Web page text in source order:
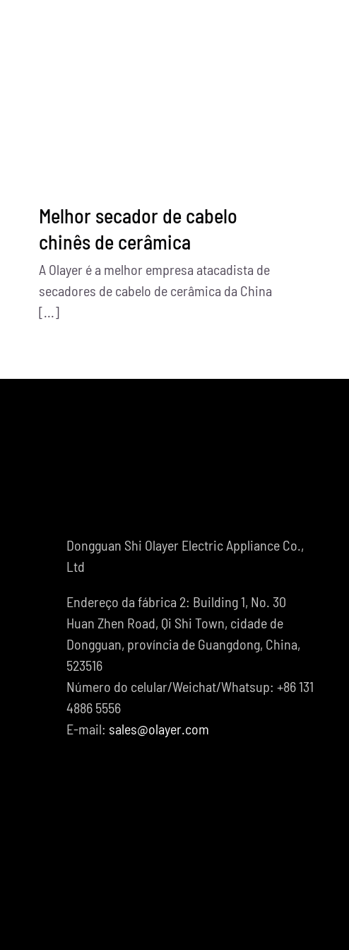
Melhor secador de cabelo
chinês de cerâmica
A Olayer é a melhor empresa atacadista de
secadores de cabelo de cerâmica da China
[...]
Dongguan Shi Olayer Electric Appliance Co.,
Ltd
Endereço da fábrica 2: Building 1, No. 30
Huan Zhen Road, Qi Shi Town, cidade de
Dongguan, província de Guangdong, China,
523516
Número do celular/Weichat/Whatsup: +86 131
4886 5556
E-mail: sales@olayer.com